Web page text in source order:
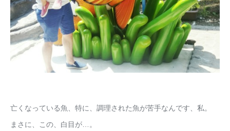
亡くなっている魚、特に、調理された魚が苦手なんです、私。
まさに、この、白目が…。